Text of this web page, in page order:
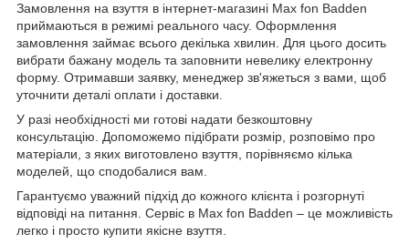
Замовлення на взуття в інтернет-магазині Max fon Badden
приймаються в режимі реального часу. Оформлення
замовлення займає всього декілька хвилин. Для цього досить
вибрати бажану модель та заповнити невелику електронну
форму. Отримавши заявку, менеджер зв'яжеться з вами, щоб
уточнити деталі оплати і доставки.
У разі необхідності ми готові надати безкоштовну
консультацію. Допоможемо підібрати розмір, розповімо про
матеріали, з яких виготовлено взуття, порівняємо кілька
моделей, що сподобалися вам.
Гарантуємо уважний підхід до кожного клієнта і розгорнуті
відповіді на питання. Сервіс в Max fon Badden – це можливість
легко і просто купити якісне взуття.